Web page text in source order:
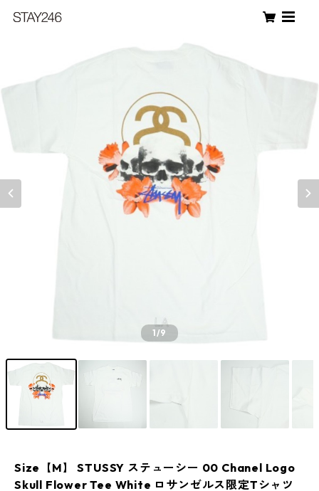
1/9
Size【M】 STUSSY ステューシー 00 Chanel Logo
Skull Flower Tee White ロサンゼルス限定Tシャツ